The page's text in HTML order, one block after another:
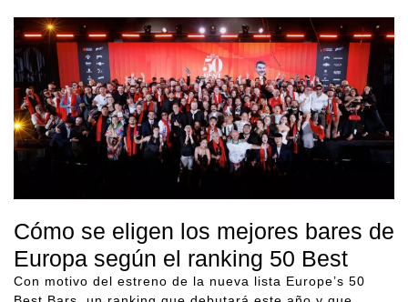
Cómo se eligen los mejores bares de
Europa según el ranking 50 Best
Con motivo del estreno de la nueva lista Europe’s 50